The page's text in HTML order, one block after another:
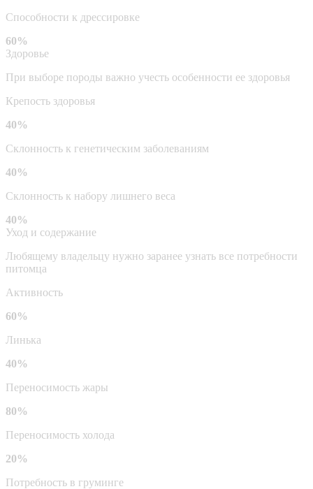
Способности к дрессировке
60%
Здоровье
При выборе породы важно учесть особенности ее здоровья
Крепость здоровья
40%
Склонность к генетическим заболеваниям
40%
Склонность к набору лишнего веса
40%
Уход и содержание
Любящему владельцу нужно заранее узнать все потребности
питомца
Активность
60%
Линька
40%
Переносимость жары
80%
Переносимость холода
20%
Потребность в груминге